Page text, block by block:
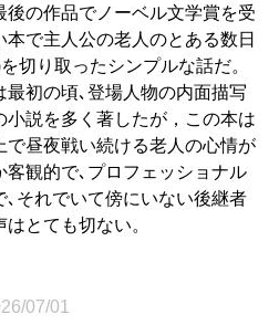
後の作品でノーベル文学賞を受
本で主人公の老人のとある数日
切り取ったシンプルな話だ。
最初の頃､登場人物の内面描写
小説を多く著したが，この本は
で昼夜戦い続ける老人の心情が
客観的で､プロフェッショナル
､それでいて傍にいない後継者
とても切ない。
07/01